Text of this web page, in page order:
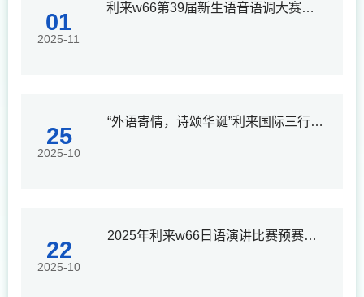
01
2025-11
利来w66第39届新生语音语调大赛决赛赛制介绍
25
2025-10
“外语寄情，诗颂华诞”利来国际三行诗征集活动优秀作品展示
22
2025-10
2025年利来w66日语演讲比赛预赛通知